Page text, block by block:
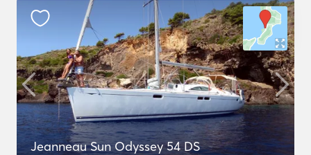
Jeanneau Sun Odyssey 54 DS